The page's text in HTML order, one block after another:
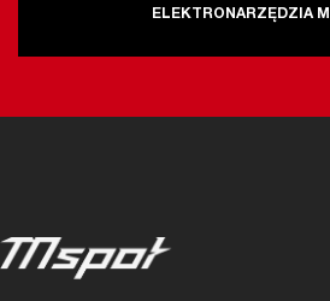
ELEKTRONARZĘDZIA